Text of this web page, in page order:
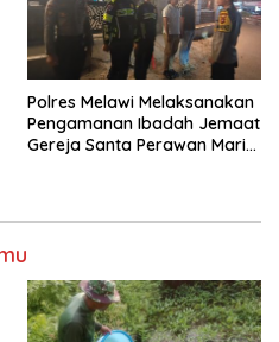
Polres Melawi Melaksanakan
Pengamanan Ibadah Jemaat
Gereja Santa Perawan Maria